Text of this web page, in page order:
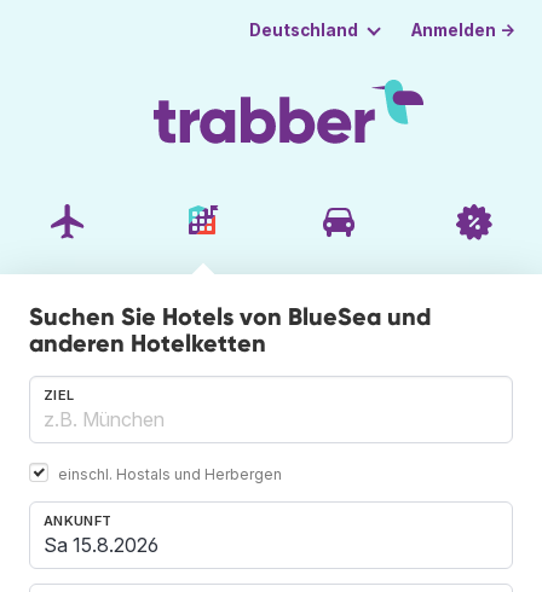
Deutschland Anmelden →
Suchen Sie Hotels von BlueSea und
anderen Hotelketten
ZIEL
einschl. Hostals und Herbergen
ANKUNFT